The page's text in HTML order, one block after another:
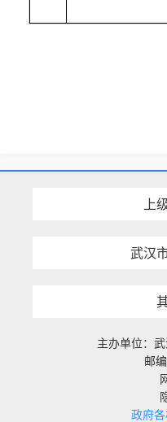
上
武汉
主办单位：
邮
政府